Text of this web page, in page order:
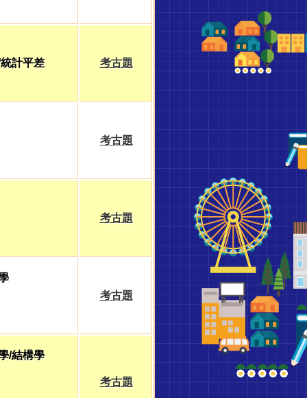
計平差 考古題
考古題
考古題
考古題
/結構學
考古題